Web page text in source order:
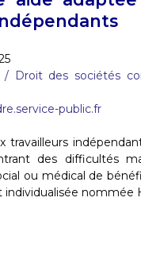
Droit des sociétés
public.fr
travailleurs
des difficultés
ou médical de
nommée